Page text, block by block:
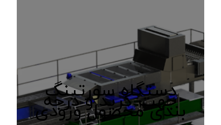
دستگاه سورتینگ
جهت گرید و درجه
بندی محصول ورودی